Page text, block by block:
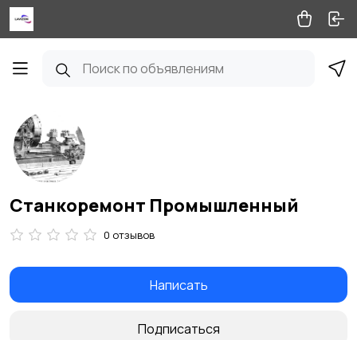
Станкоремонт Промышленный
0 отзывов
Написать
Подписаться